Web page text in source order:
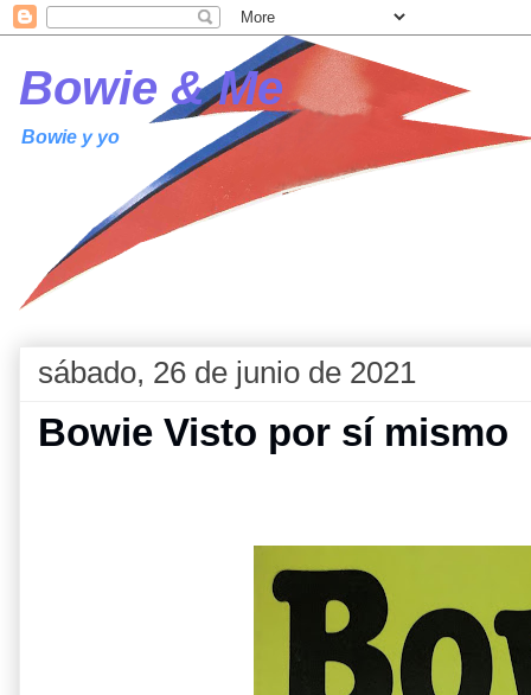
Bowie & Me
Bowie y yo
sábado, 26 de junio de 2021
Bowie Visto por sí mismo